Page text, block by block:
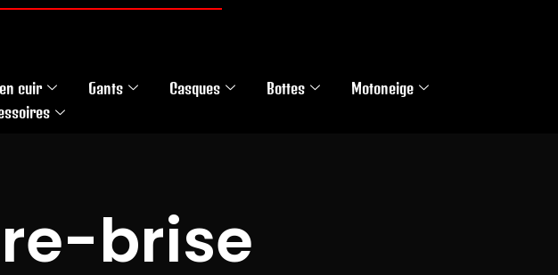
cuir Gants Casques Bottes
Motoneige
brise